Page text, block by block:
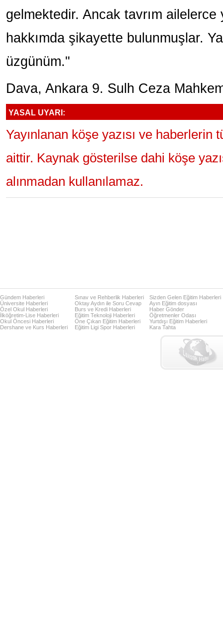
gelmektedir. Ancak tavrım ailelerce
hakkımda şikayette bulunmuşlar.
üzgünüm."
Dava, Ankara 9. Sulh Ceza
YASAL UYARI:
Yayınlanan köşe yazısı ve haberlerin
aittir. Kaynak gösterilse dahi köşe
alınmadan kullanılamaz.
Gündem Haberleri
Üniversite Haberleri
Özel Okul Haberleri
İlköğretim-Lise Haberleri
Okul Öncesi Haberleri
Dershane ve Kurs Haberleri
Sınav ve Rehberlik Haberleri
Oktay Aydın ile Soru Cevap
Burs ve Kredi Haberleri
Eğitim Teknoloji Haberleri
Öne Çıkan Eğitim Haberleri
Eğitim Ligi Spor Haberleri
Sizden Gelen Eğitim Haberleri
Ayın Eğitim dosyası
Haber Gönder
Öğretmenler Odası
Yurtdışı Eğitim Haberleri
Kara Tahta